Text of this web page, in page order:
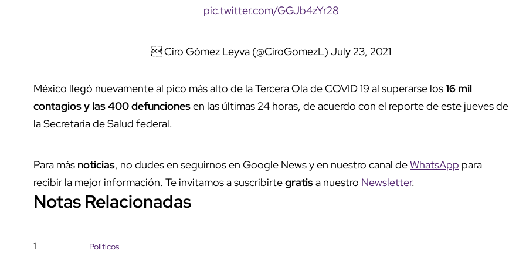
pic.twitter.com/GGJb4zYr28
 Ciro Gómez Leyva (@CiroGomezL) July 23, 2021
México llegó nuevamente al pico más alto de la Tercera Ola de COVID 19 al superarse los16 mil
contagios y las 400 defuncionesen las últimas 24 horas, de acuerdo con el reporte de este jueves de
la Secretaría de Salud federal.
Para más noticias, no dudes en seguirnos en Google News y en nuestro canal deWhatsApp para
recibir la mejor información. Te invitamos a suscribirtegratisa nuestro Newsletter.
Notas Relacionadas
1 Políticos